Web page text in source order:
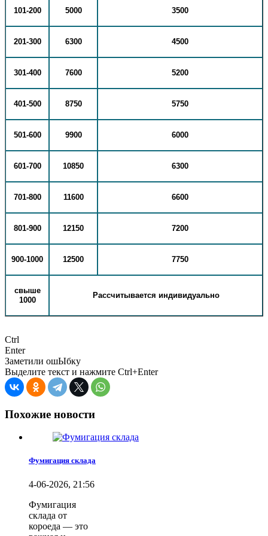
101-200 5000 3500
201-300 6300 4500
301-400 7600 5200
401-500 8750 5750
501-600 9900 6000
601-700 10850 6300
701-800 11600 6600
801-900 12150 7200
900-1000 12500 7750
свыше
1000
Рассчитывается индивидуально
Ctrl
Enter
Заметили ошЫбку
Выделите текст и нажмите Ctrl+Enter
Похожие новости
Фумигация склада
4-06-2026, 21:56
Фумигация
склада от
короеда — это